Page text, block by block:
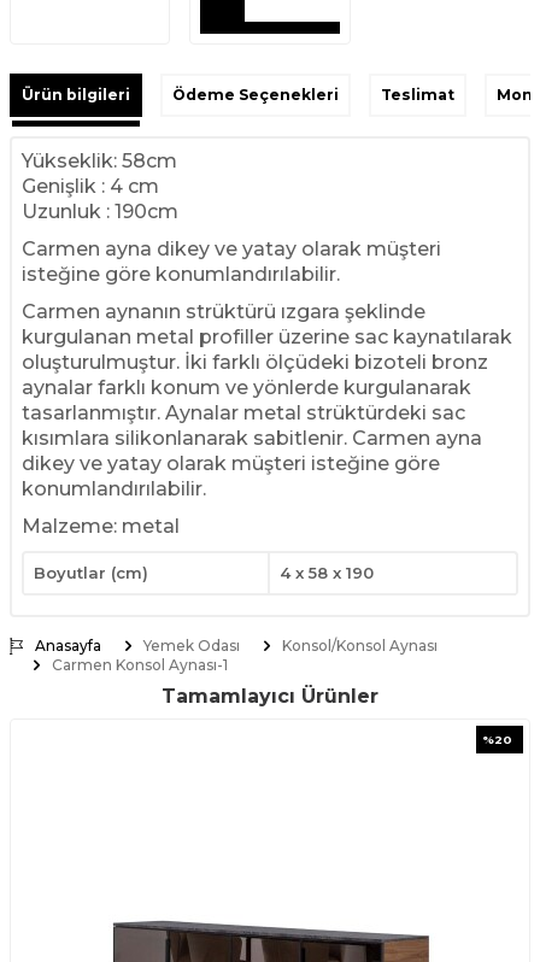
Ürün bilgileri Ödeme Seçenekleri Teslimat
Yükseklik: 58cm
Genişlik : 4 cm
Uzunluk : 190cm
Carmen ayna dikey ve yatay olarak müşteri
isteğine göre konumlandırılabilir.
Carmen aynanın strüktürü ızgara şeklinde
kurgulanan metal profiller üzerine sac kaynatılarak
oluşturulmuştur. İki farklı ölçüdeki bizoteli bronz
aynalar farklı konum ve yönlerde kurgulanarak
tasarlanmıştır. Aynalar metal strüktürdeki sac
kısımlara silikonlanarak sabitlenir. Carmen ayna
dikey ve yatay olarak müşteri isteğine göre
konumlandırılabilir.
Malzeme: metal
Boyutlar (cm) 4 x 58 x 190
Anasayfa Yemek Odası
Konsol/Konsol Aynası
Carmen Konsol Aynası-1
Tamamlayıcı Ürünler
%20